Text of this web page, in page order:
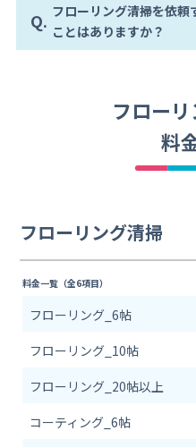
Q. フローリング清掃を依頼
ことはありますか？
フロー
料
フローリング清掃
料金一覧（全6項目）
フローリング_6帖
フローリング_10帖
フローリング_20帖以上
コーティング_6帖